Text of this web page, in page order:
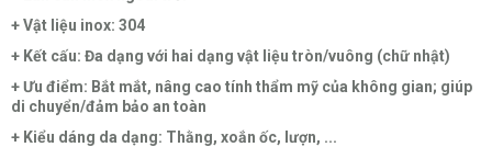
+ Vật liệu inox: 304
+ Kết cấu: Đa dạng với hai dạng vật liệu tròn/vuông (chữ nhật)
+ Ưu điểm: Bắt mắt, nâng cao tính thẩm mỹ của không gian; giúp
di chuyển/đảm bảo an toàn
+ Kiểu dáng da dạng: Thằng, xoắn ốc, lượn, ...